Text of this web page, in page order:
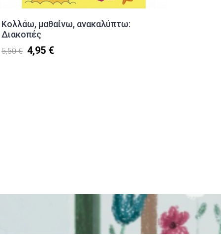
Κολλάω, μαθαίνω, ανακαλύπτω:
Διακοπές
5,50 € 4,95 €